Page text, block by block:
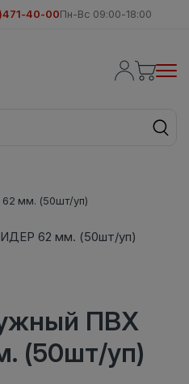
40-00Пн-Вс 09:00-18:00
мм. (50шт/уп)
ПВХ
(50шт/уп)